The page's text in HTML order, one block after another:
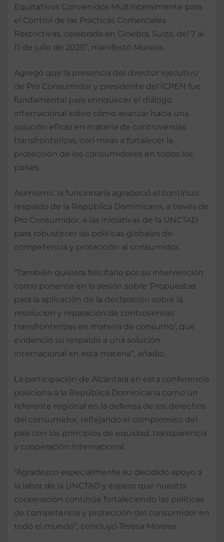
Equitativos Convenidos Multilateralmente para
el Control de las Prácticas Comerciales
Restrictivas, celebrada en Ginebra, Suiza, del 7 al
11 de julio de 2025”, manifestó Moreira.
Agregó que la presencia del director ejecutivo
de Pro Consumidor y presidente del ICPEN fue
fundamental para enriquecer el diálogo
internacional sobre cómo avanzar hacia una
solución eficaz en materia de controversias
transfronterizas, con miras a fortalecer la
protección de los consumidores en todos los
países.
Asimismo, la funcionaria agradeció el contínuo
respaldo de la República Dominicana, a través de
Pro Consumidor, a las iniciativas de la UNCTAD
para robustecer las políticas globales de
competencia y protección al consumidor.
“También quisiera felicitarlo por su intervención
como ponente en la sesión sobre ‘Propuestas
para la aplicación de la declaración sobre la
resolución y reparación de controversias
transfronterizas en materia de consumo’, que
evidenció su respaldo a una solución
internacional en esta materia”, añadió.
La participación de Alcántara en esta conferencia
posiciona a la República Dominicana como un
referente regional en la defensa de los derechos
del consumidor, reflejando el compromiso del
país con los principios de equidad, transparencia
y cooperación internacional.
“Agradezco especialmente su decidido apoyo a
la labor de la UNCTAD y espero que nuestra
cooperación continúe fortaleciendo las políticas
de competencia y protección del consumidor en
todo el mundo”, concluyó Teresa Moreira.